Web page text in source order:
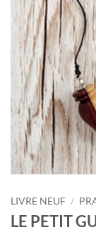
LIVRE NEUF /
LE PETIT